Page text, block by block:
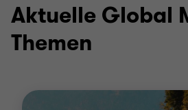
Aktuelle Global
Themen